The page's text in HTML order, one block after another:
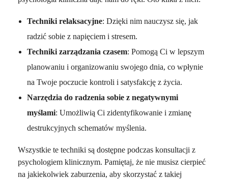
Techniki relaksacyjne: Dzięki nim nauczysz się, jak
radzić sobie z napięciem i stresem.
Techniki zarządzania czasem: Pomogą Ci w lepszym
planowaniu i organizowaniu swojego dnia, co wpłynie
na Twoje poczucie kontroli i satysfakcję z życia.
Narzędzia do radzenia sobie z negatywnymi
myślami: Umożliwią Ci zidentyfikowanie i zmianę
destrukcyjnych schematów myślenia.
Wszystkie te techniki są dostępne podczas konsultacji z
psychologiem klinicznym. Pamiętaj, że nie musisz cierpieć
na jakiekolwiek zaburzenia, aby skorzystać z takiej